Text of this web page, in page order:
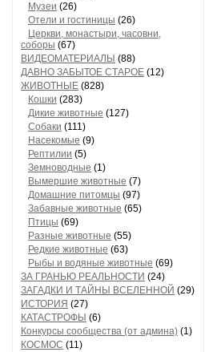
Музеи (26)
Отели и гостиницы (26)
Церкви, монастыри, часовни,
соборы (67)
ВИДЕОМАТЕРИАЛЫ (88)
ДАВНО ЗАБЫТОЕ СТАРОЕ (12)
ЖИВОТНЫЕ (828)
Кошки (283)
Дикие животные (127)
Собаки (111)
Насекомые (9)
Рептилии (5)
Земноводные (1)
Вымершие животные (7)
Домашние питомцы (97)
Забавные животные (65)
Птицы (69)
Разные животные (55)
Редкие животные (63)
Рыбы и водяные животные (69)
ЗА ГРАНЬЮ РЕАЛЬНОСТИ (24)
ЗАГАДКИ И ТАЙНЫ ВСЕЛЕННОЙ (29)
ИСТОРИЯ (27)
КАТАСТРОФЫ (6)
Конкурсы сообщества (от админа) (1)
КОСМОС (11)